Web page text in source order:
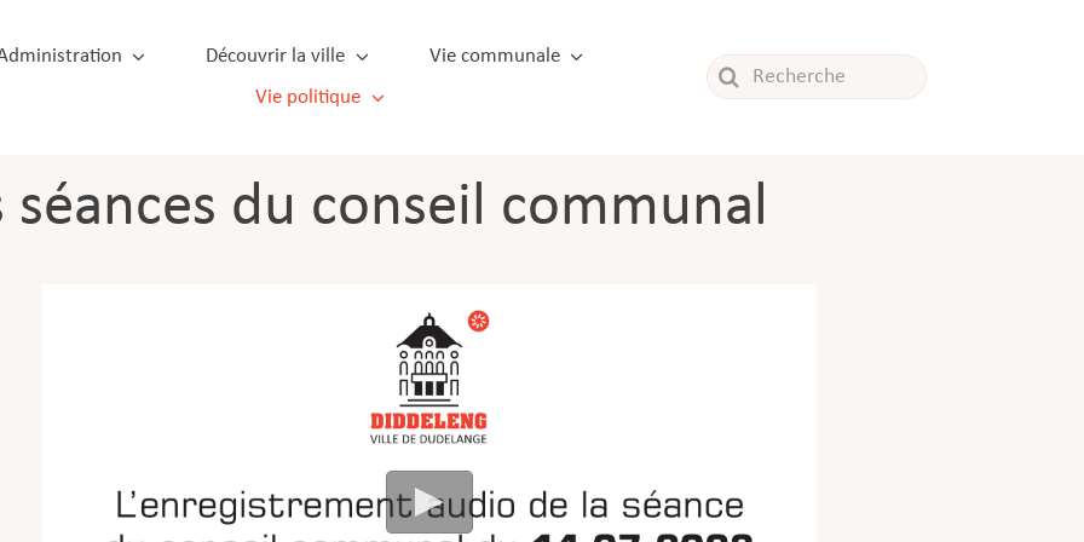
Découvrir la ville
Vie communale
Vie politique
Rechercher:
du conseil communal